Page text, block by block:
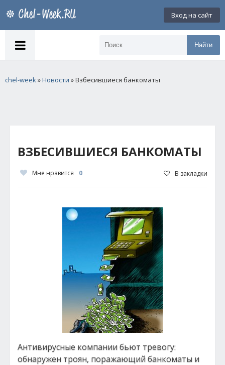
Вход на сайт
Найти
chel-week»Новости » Взбесившиеся банкоматы
ВЗБЕСИВШИЕСЯ БАНКОМАТЫ
Мне нравится 0 В закладки
Антивирусные компании бьют тревогу:
обнаружен троян, поражающий банкоматы и